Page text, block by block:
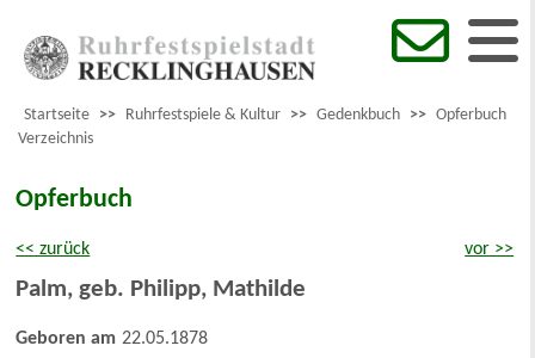
Startseite >> Ruhrfestspiele & Kultur >> Gedenkbuch >> Opferbuch
Verzeichnis
Opferbuch
<< zurück vor >>
Palm, geb. Philipp, Mathilde
Geboren am 22.05.1878